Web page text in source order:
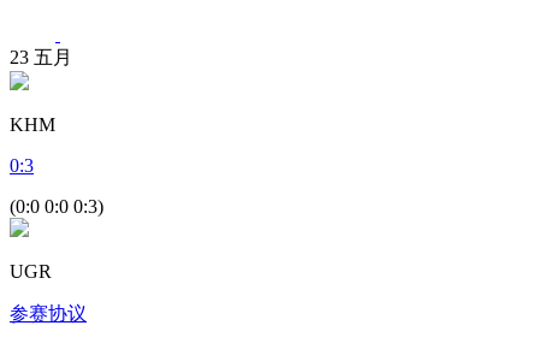
23 五月
KHM
0:3
(0:0 0:0 0:3)
UGR
参赛协议